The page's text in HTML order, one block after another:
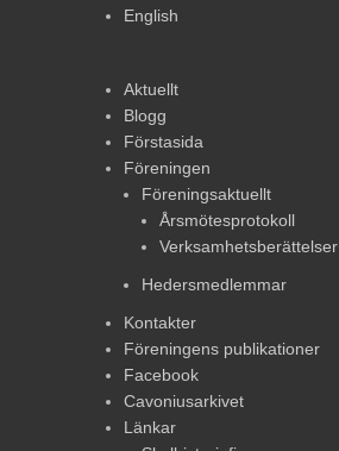
English
Aktuellt
Blogg
Förstasida
Föreningen
Föreningsaktuellt
Årsmötesprotokoll
Verksamhetsberättelser
Hedersmedlemmar
Kontakter
Föreningens publikationer
Facebook
Cavoniusarkivet
Länkar